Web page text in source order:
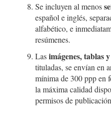
Se incluyen al menos
español e inglés,
alfabético, e
resúmenes.
Lasimágenes, tablas
tituladas, se envían en
mínima de 300 ppp en
la máxima calidad
permisos de